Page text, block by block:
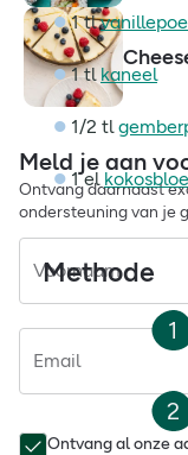
1 tl
1 tl kaneel
1/2 tl
1 el
Methode
1
2
Meld je aan
Ontvang daarnaast
ondersteuning van je
Voornaam
Email
Ontvang al onze